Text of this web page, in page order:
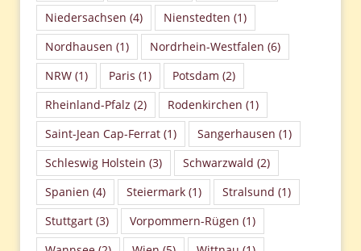
Niedersachsen (4) Nienstedten (1)
Nordhausen (1) Nordrhein-Westfalen (6)
NRW (1) Paris (1) Potsdam (2)
Rheinland-Pfalz (2) Rodenkirchen (1)
Saint-Jean Cap-Ferrat (1) Sangerhausen (1)
Schleswig Holstein (3) Schwarzwald (2)
Spanien (4) Steiermark (1) Stralsund (1)
Stuttgart (3) Vorpommern-Rügen (1)